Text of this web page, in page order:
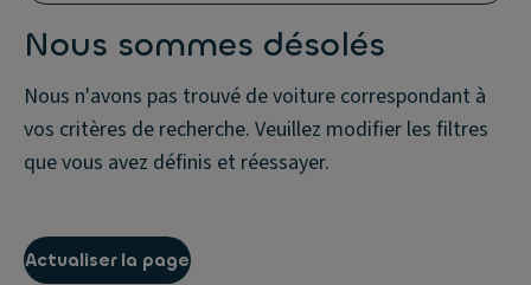
Nous sommes désolés
Nous n'avons pas trouvé de voiture correspondant à
vos critères de recherche. Veuillez modifier les filtres
que vous avez définis et réessayer.
Actualiser la page